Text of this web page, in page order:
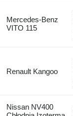
Mercedes-Benz
VITO 115
Renault Kangoo
Nissan NV400